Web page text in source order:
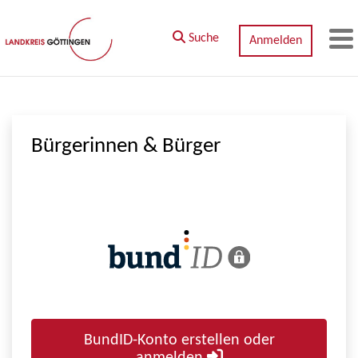
Zum Hauptinhalt springen
Suche Anmelden
Bürgerinnen & Bürger
BundID-Konto erstellen oder